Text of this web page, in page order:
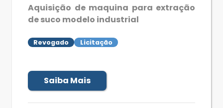
Aquisição de maquina para extração
de suco modelo industrial
Revogado Licitação
Saiba Mais